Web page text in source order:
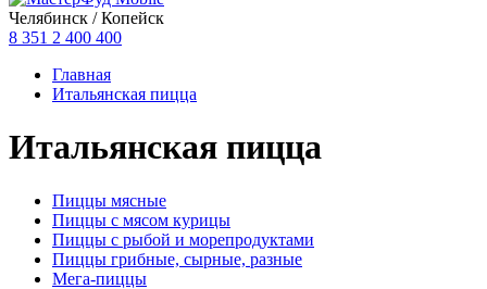
Челябинск / Копейск
8 351 2 400 400
Главная
Итальянская пицца
Итальянская пицца
Пиццы мясные
Пиццы с мясом курицы
Пиццы с рыбой и морепродуктами
Пиццы грибные, сырные, разные
Мега-пиццы